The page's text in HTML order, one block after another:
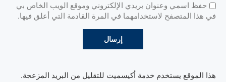
حفظ اسمي وعنوان بريدي الإلكتروني وموقع الويب الخاص بي
في هذا المتصفح لاستخدامهما في المرة القادمة التي أعلق فيها.
هذا الموقع يستخدم خدمة أكيسميت للتقليل من البريد المزعجة.